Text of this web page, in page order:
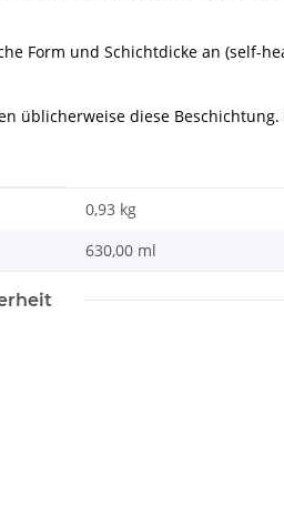
Form und Schichtdicke an (self-
üblicherweise diese
0,93 kg
630,00 ml